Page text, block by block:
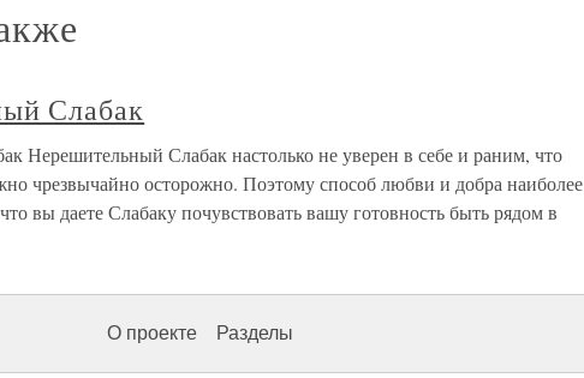
Слабак
Нерешительный Слабак настолько не уверен в себе и ра­ним, что
чрезвычайно осторожно. Поэтому способ любви и добра наиболее
вы даете Слабаку почувствовать вашу готовность быть рядом в
О проекте Разделы